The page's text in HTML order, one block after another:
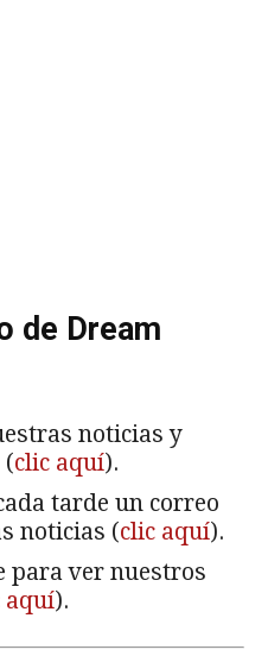
de Dream
noticias y
(clic aquí).
tarde un correo
noticias (clic aquí).
para ver nuestros
aquí).